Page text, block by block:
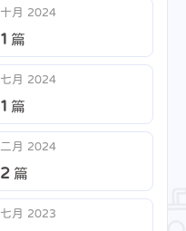
十月 2024
1 篇
七月 2024
1 篇
二月 2024
2 篇
七月 2023